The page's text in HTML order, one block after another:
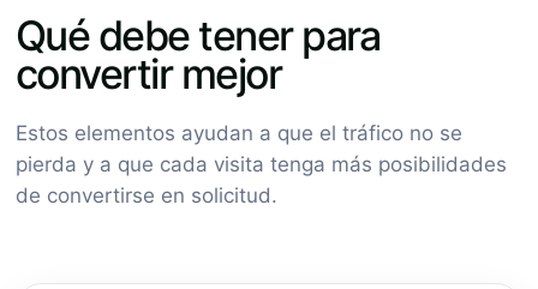
Qué debe tener para
convertir mejor
Estos elementos ayudan a que el tráfico no se
pierda y a que cada visita tenga más posibilidades
de convertirse en solicitud.